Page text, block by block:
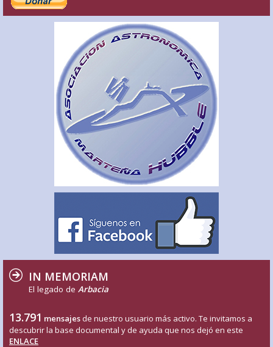
IN MEMORIAM
El legado de Arbacia
13.791 mensajes de nuestro usuario más activo. Te invitamos a
descubrir la base documental y de ayuda que nos dejó en este
ENLACE